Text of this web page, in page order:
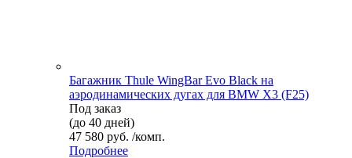
Багажник Thule WingBar Evo Black на
аэродинамических дугах для BMW X3 (F25)
Под заказ
(до 40 дней)
47 580 руб. /комп.
Подробнее